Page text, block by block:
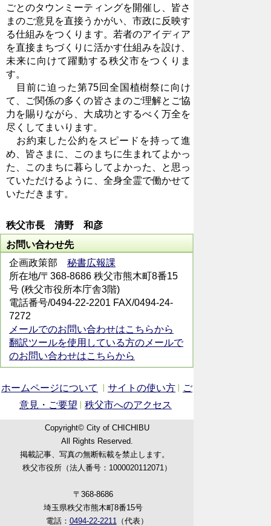
ごとのタウンミーティングを開催し、皆さ
まのご意見を直接うかがい、市政に反映す
る仕組みをつくります。若者のアイディア
を直接まちづくりに活かす仕組みを設け、
未来に向けて躍動する秩父市をつくりま
す。
目前に迫った第75回全国植樹祭に向け
て、ご関係の多くの皆さまのご理解とご協
力を賜りながら、大成功とするべく万全を
尽くしてまいります。
お約束した公約をスピードを持って進
め、皆さまに、このまちに生まれてよかっ
た、このまちに暮らしてよかった、と思っ
ていただけるように、全身全霊で働かせて
いただきます。
秩父市長
清野 和彦
お問い合わせ先
企画政策部 秘書広報課
所在地/〒368-8686 秩父市熊木町8番15
号 (秩父市役所本庁舎3階)
電話番号/0494-22-2201 FAX/0494-24-
7272
メールでのお問い合わせはこちらから
翻訳ツールを使用している方のメールで
のお問い合わせはこちらから
ホームページについて サイトの使い方
ご
意見・ご要望
秩父市へのアクセス
Copyright© City of CHICHIBU
All Rights Reserved.
掲載記事、写真の無断転載を禁止します。
秩父市役所（法人番号：1000020112071）
〒368-8686
埼玉県秩父市熊木町8番15号
電話： 0494-22-2211 （代表）